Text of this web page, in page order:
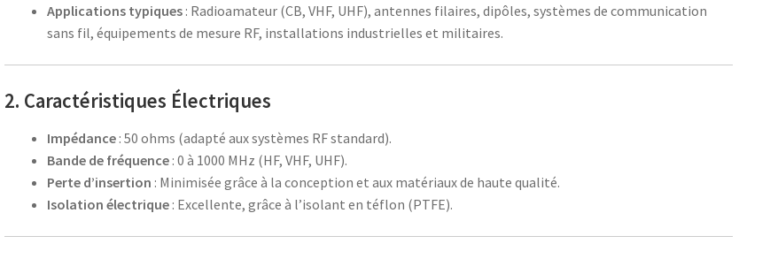
Applications typiques : Radioamateur (CB, VHF, UHF), antennes filaires, dipôles, systèmes de communication
sans fil, équipements de mesure RF, installations industrielles et militaires.
2. Caractéristiques Électriques
Impédance : 50 ohms (adapté aux systèmes RF standard).
Bande de fréquence : 0 à 1000 MHz (HF, VHF, UHF).
Perte d’insertion : Minimisée grâce à la conception et aux matériaux de haute qualité.
Isolation électrique : Excellente, grâce à l’isolant en téflon (PTFE).